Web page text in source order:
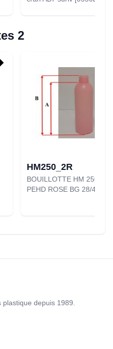
2
HM250_2R
BOUILLOTTE HM 250 ML
PEHD ROSE BG 28/410
depuis 1989.